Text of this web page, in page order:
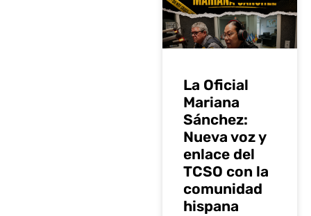
La Oficial
Mariana
Sánchez:
Nueva voz y
enlace del
TCSO con la
comunidad
hispana